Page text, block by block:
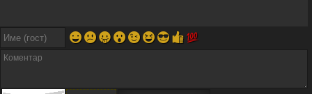
😀 😕 😛 😮 😉 😆 😎 👍 💯